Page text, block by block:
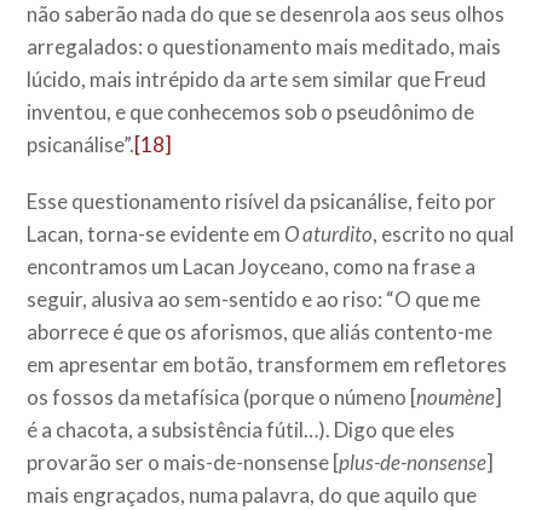
não saberão nada do que se desenrola aos seus olhos
arregalados: o questionamento mais meditado, mais
lúcido, mais intrépido da arte sem similar que Freud
inventou, e que conhecemos sob o pseudônimo de
psicanálise”.[18]
Esse questionamento risível da psicanálise, feito por
Lacan, torna-se evidente em O aturdito, escrito no qual
encontramos um Lacan Joyceano, como na frase a
seguir, alusiva ao sem-sentido e ao riso: “O que me
aborrece é que os aforismos, que aliás contento-me
em apresentar em botão, transformem em refletores
os fossos da metafísica (porque o númeno [noumène]
é a chacota, a subsistência fútil…). Digo que eles
provarão ser o mais-de-nonsense [plus-de-nonsense]
mais engraçados, numa palavra, do que aquilo que